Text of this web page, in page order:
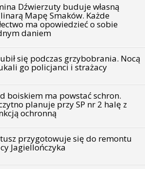
Dźwierzuty buduje własną
Mapę Smaków. Każde
ma opowiedzieć o sobie
daniem
się podczas grzybobrania. Nocą
go policjanci i strażacy
boiskiem ma powstać schron.
planuje przy SP nr 2 halę z
ochronną
przygotowuje się do remontu
Jagiellończyka